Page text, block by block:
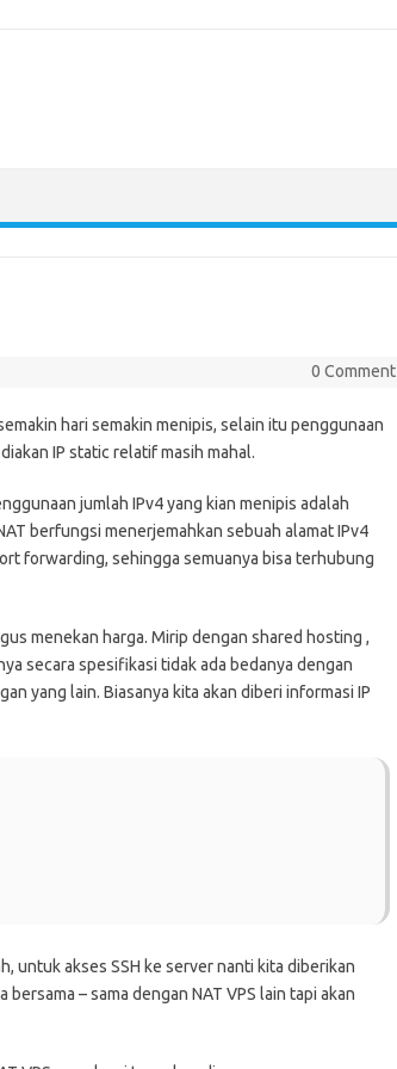
0 Comment
hari semakin menipis, selain itu penggunaan
IP static relatif masih mahal.
jumlah IPv4 yang kian menipis adalah
berfungsi menerjemahkan sebuah alamat IPv4
forwarding, sehingga semuanya bisa terhubung
menekan harga. Mirip dengan shared hosting ,
secara spesifikasi tidak ada bedanya dengan
yang lain. Biasanya kita akan diberi informasi IP
untuk akses SSH ke server nanti kita diberikan
– sama dengan NAT VPS lain tapi akan